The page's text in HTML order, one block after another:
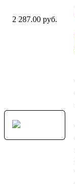
2 287.00 руб.